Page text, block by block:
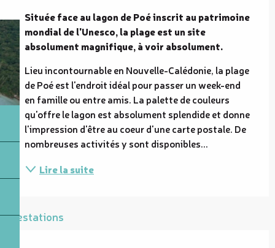
Située face au lagon de Poé inscrit au patrimoine
mondial de l'Unesco, la plage est un site
absolument magnifique, à voir absolument.
Lieu incontournable en Nouvelle-Calédonie, la plage
de Poé est l'endroit idéal pour passer un week-end
en famille ou entre amis. La palette de couleurs
qu'offre le lagon est absolument splendide et donne
l'impression d'être au coeur d'une carte postale. De
nombreuses activités y sont disponibles...
Lire la suite
Prestations